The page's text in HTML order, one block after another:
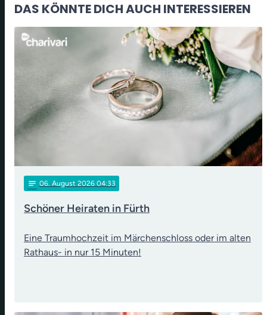
DAS KÖNNTE DICH AUCH INTERESSIEREN
notes 06. August 2026 04:33
Schöner Heiraten in Fürth
Eine Traumhochzeit im Märchenschloss oder im alten
Rathaus- in nur 15 Minuten!